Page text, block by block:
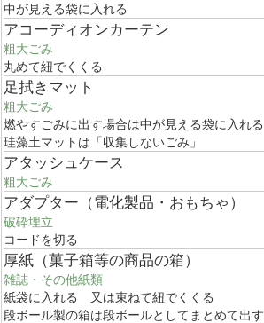
中が見える袋に入れる
アコーディオンカーテン
粗大ごみ
丸めて紐でくくる
足拭きマット
粗大ごみ
燃やすごみに出す場合は中が見える袋に入れる
珪藻土マットは「収集しないごみ」
アタッシュケース
粗大ごみ
アダプター（電化製品・おもちゃ）
破砕埋立
コードを切る
厚紙（菓子箱等の商品の箱）
雑誌・その他紙類
紙袋に入れる 又は束ねて紐でくくる
段ボール製の箱は段ボールとしてまとめて出す